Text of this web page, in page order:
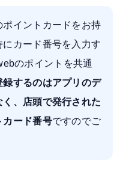
イントカードをお持
カード番号を入力す
のポイントを共通
録するのはアプリのデ
、店頭で発行された
カード番号ですのでご